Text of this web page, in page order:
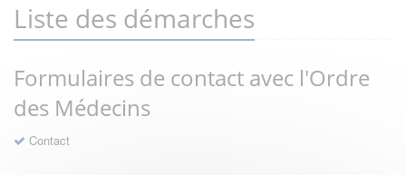
Liste des démarches
Formulaires de contact avec l'Ordre
des Médecins
Contact